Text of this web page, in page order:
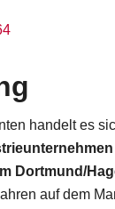
handelt es
Dortmund/
auf dem